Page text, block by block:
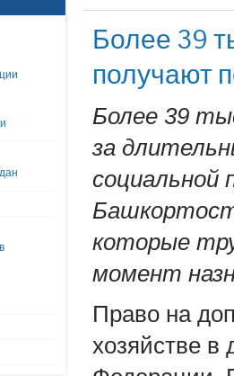
Более 39
получают
Более 39
за
социальной
которые
момент
Право на
хозяйстве в